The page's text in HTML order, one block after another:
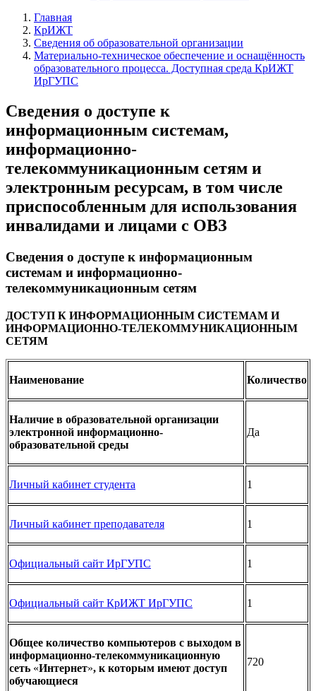
Главная
КрИЖТ
Сведения об образовательной организации
Материально-техническое обеспечение и оснащённость
образовательного процесса. Доступная среда КрИЖТ
ИрГУПС
Сведения о доступе к
информационным системам,
информационно-
телекоммуникационным сетям и
электронным ресурсам, в том числе
приспособленным для использования
инвалидами и лицами с ОВЗ
Сведения о доступе к информационным
системам и информационно-
телекоммуникационным сетям
ДОСТУП К ИНФОРМАЦИОННЫМ СИСТЕМАМ И
ИНФОРМАЦИОННО-ТЕЛЕКОММУНИКАЦИОННЫМ
СЕТЯМ
Наименование Количество
Наличие в образовательной организации
электронной информационно-
образовательной среды
Да
Личный кабинет студента 1
Личный кабинет преподавателя 1
Официальный сайт ИрГУПС 1
Официальный сайт КрИЖТ ИрГУПС 1
Общее количество компьютеров с выходом в
информационно-телекоммуникационную
сеть «Интернет», к которым имеют доступ
обучающиеся
720